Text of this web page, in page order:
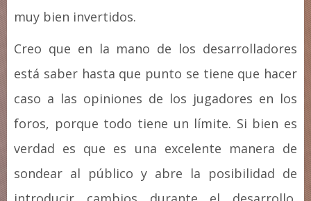
muy bien invertidos.
Creo que en la mano de los desarrolladores
está saber hasta que punto se tiene que hacer
caso a las opiniones de los jugadores en los
foros, porque todo tiene un límite. Si bien es
verdad es que es una excelente manera de
sondear al público y abre la posibilidad de